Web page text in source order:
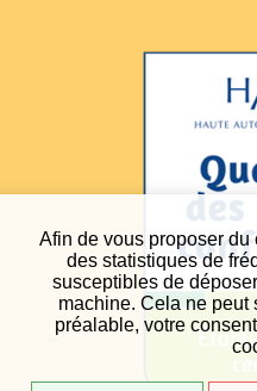
Afin de vous proposer
des statistiques de
susceptibles de
machine. Cela ne peut
préalable, votre